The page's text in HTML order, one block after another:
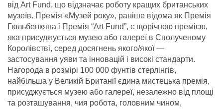
від Art Fund, що відзначає роботу кращих британських
музеїв. Премія «Музей року», раніше відома як Премія
Гюльбенкяна і Премія “Art Fund”, є щорічною премією,
яка присуджується музею або галереї в Сполученому
Королівстві, серед досягнень якого/якої —
застосування уяви та інновацій і високі стандарти.
Нагорода в розмірі 100 000 фунтів стерлінгів,
найбільша у Великій Британії єдина мистецька премія,
присуджується музею або галереї, незалежно від площі
та розташування, чия робота, головним чином,